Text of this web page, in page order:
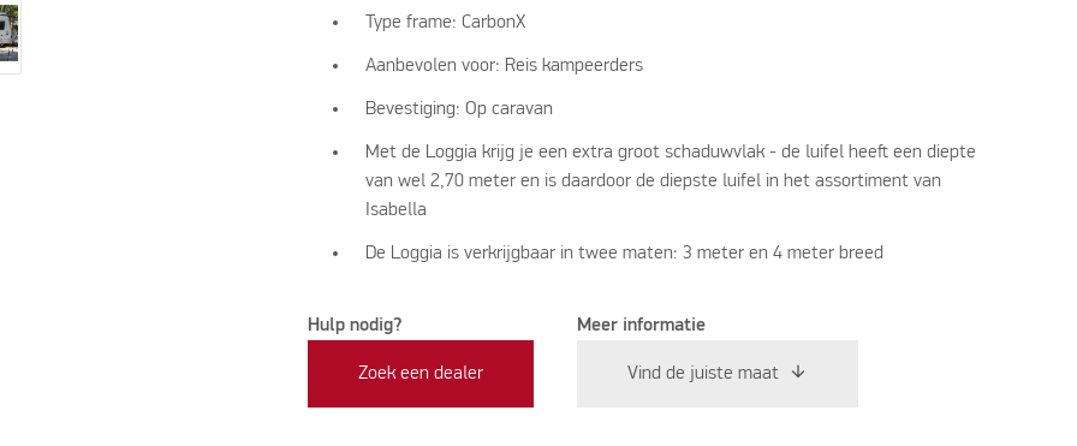
Type frame: CarbonX
Aanbevolen voor: Reis kampeerders
Bevestiging: Op caravan
Met de Loggia krijg je een extra groot schaduwvlak - de luifel heeft een diepte
van wel 2,70 meter en is daardoor de diepste luifel in het assortiment van
Isabella
De Loggia is verkrijgbaar in twee maten: 3 meter en 4 meter breed
Hulp nodig?
Zoek een dealer
Meer informatie
Vind de juiste maat